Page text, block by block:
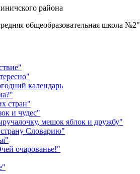
района
общеобразовательная школа №2"
календарь
стран"
и чудес"
мешок яблок и дружбу"
Словарию"
очарованье!"